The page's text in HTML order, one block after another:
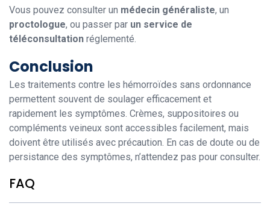
Vous pouvez consulter un médecin généraliste, un
proctologue, ou passer par un service de
téléconsultation réglementé.
Conclusion
Les traitements contre les hémorroïdes sans ordonnance
permettent souvent de soulager efficacement et
rapidement les symptômes. Crèmes, suppositoires ou
compléments veineux sont accessibles facilement, mais
doivent être utilisés avec précaution. En cas de doute ou de
persistance des symptômes, n’attendez pas pour consulter.
FAQ